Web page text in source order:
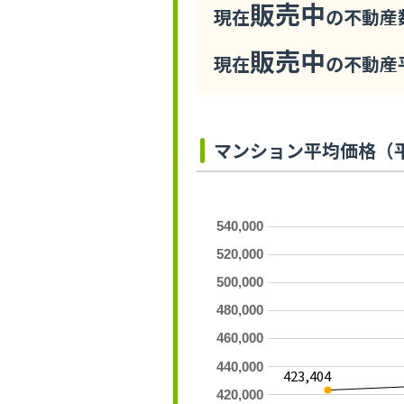
現在販売中の不動産
現在販売中の不動
マンション平均価格（
420,000
440,000
460,000
480,000
500,000
520,000
540,000
423,404